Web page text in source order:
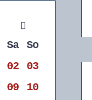
Sa
So
02
03
09
10